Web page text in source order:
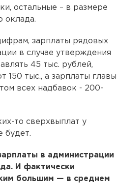
остальные – в размере
оклада.
зарплаты рядовых
в случае утверждения
45 тыс. рублей,
150 тыс., а зарплаты главы
всех надбавок - 200-
то сверхвыплат у
будет.
в администрации
И фактически
большим — в среднем